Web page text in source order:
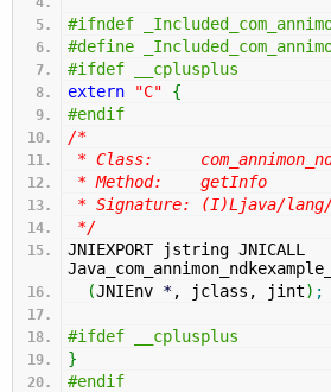
#ifndef
#define
#ifdef __cplusplus
extern
"C"
{
#endif
/*
* Class:
* Method: getInfo
* Signature: (I)Ljava/
*/
JNIEXPORT jstring JNICALL
(JNIEnv *, jclass, jint) ;
#ifdef __cplusplus
}
#endif